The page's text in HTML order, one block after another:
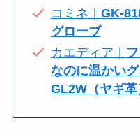
コミネ｜ GK-
グローブ
カエディア｜
なのに温かい
GL2W（ヤギ革